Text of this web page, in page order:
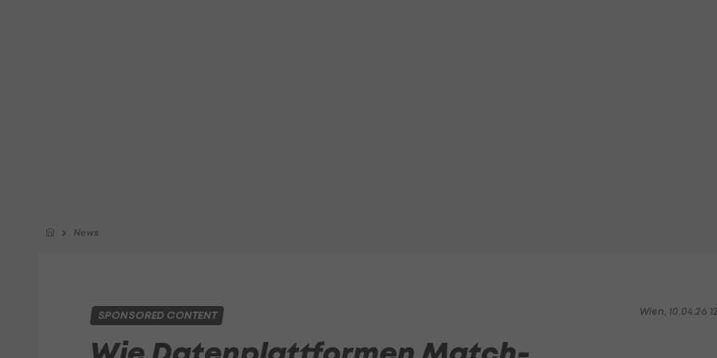
News
Wien, 10.04.26
SPONSORED CONTENT